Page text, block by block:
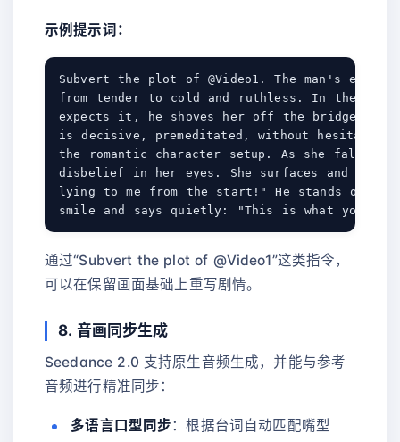
示例提示词：
Subvert the plot of @Video1. The man's
from tender to cold and ruthless. In the
expects it, he shoves her off the bridge into
is decisive, premeditated, without
the romantic character setup. As she falls,
disbelief in her eyes. She surfaces and
lying to me from the start!" He stands on
通过“Subvert the plot of @Video1”这类指令，
可以在保留画面基础上重写剧情。
8. 音画同步生成
Seedance 2.0 支持原生音频生成，并能与参考
音频进行精准同步：
多语言口型同步：根据台词自动匹配嘴型